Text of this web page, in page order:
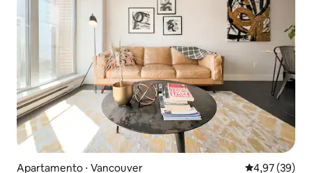
Apartamento ⋅ Vancouver 4,97 de uma
4,97 (39)